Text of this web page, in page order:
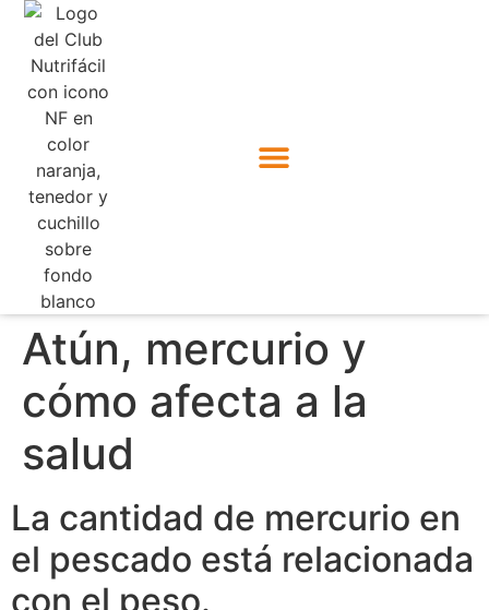
Atún, mercurio y
cómo afecta a la
salud
La cantidad de mercurio en
el pescado está relacionada
con el peso.